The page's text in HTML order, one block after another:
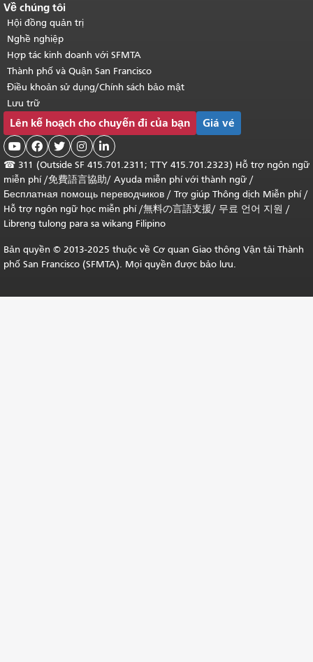
Về chúng tôi
Hội đồng quản trị
Nghề nghiệp
Hợp tác kinh doanh với SFMTA
Thành phố và Quận San Francisco
Điều khoản sử dụng/Chính sách bảo mật
Lưu trữ
Lên kế hoạch cho chuyến đi của bạn Giá vé
    
☎ 311 (Outside SF 415.701.2311; TTY 415.701.2323) Hỗ trợ ngôn ngữ
miễn phí /免費語言協助/ Ayuda miễn phí với thành ngữ /
Бесплатная помощь переводчиков / Trợ giúp Thông dịch Miễn phí/
Hỗ trợ ngôn ngữ học miễn phí/無料の言語支援/ 무료 언어 지원 /
Libreng tulong para sa wikang Filipino
Bản quyền © 2013-2025 thuộc về Cơ quan Giao thông Vận tải Thành
phố San Francisco (SFMTA). Mọi quyền được bảo lưu.